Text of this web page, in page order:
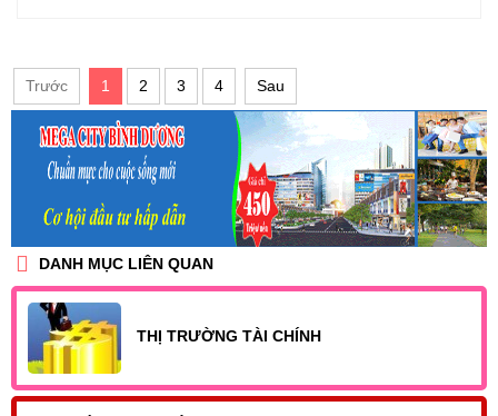
Trước 1 2 3 4 Sau
DANH MỤC LIÊN QUAN
THỊ TRƯỜNG TÀI CHÍNH